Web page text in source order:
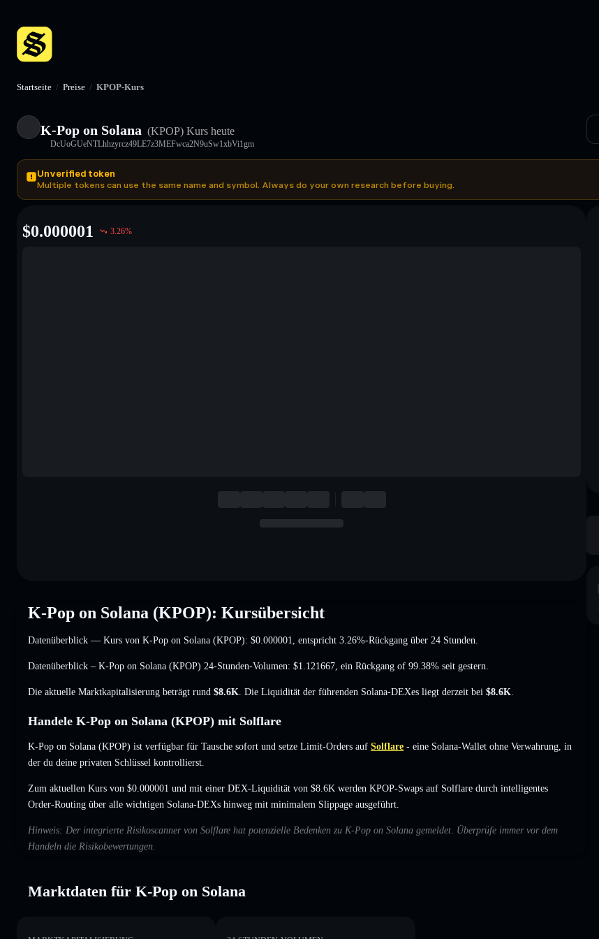
Startseite / Preise / KPOP-Kurs
K-Pop on Solana (KPOP) Kurs heute
DcUoGUeNTLhhzyrcz49LE7z3MEFwca2N9uSw1xbVi1gm
Unverified token
Multiple tokens can use the same name and symbol. Always do your own research before buying.
$0.000001 3.26%
K-Pop on Solana (KPOP): Kursübersicht
Datenüberblick — Kurs von K-Pop on Solana (KPOP): $0.000001 , entspricht 3.26%-Rückgang über 24 Stunden.
Datenüberblick – K-Pop on Solana (KPOP) 24-Stunden-Volumen: $1.121667 ein Rückgang of 99.38% seit gestern.
Die aktuelle Marktkapitalisierung beträgt rund $8.6K . Die Liquidität der führenden Solana-DEXes liegt derzeit bei $8.6K
Handele K-Pop on Solana (KPOP) mit Solflare
K-Pop on Solana (KPOP) ist verfügbar für Tausche sofort und setze Limit-Orders auf Solflare - eine Solana-Wallet ohne Verwahrung, in
der du deine privaten Schlüssel kontrollierst.
Zum aktuellen Kurs von $0.000001 und mit einer DEX-Liquidität von $8.6K werden KPOP-Swaps auf Solflare durch intelligentes
Order-Routing über alle wichtigen Solana-DEXs hinweg mit minimalem Slippage ausgeführt.
Hinweis: Der integrierte Risikoscanner von Solflare hat potenzielle Bedenken zu K-Pop on Solana gemeldet. Überprüfe immer vor dem
Handeln die Risikobewertungen.
Marktdaten für K-Pop on Solana